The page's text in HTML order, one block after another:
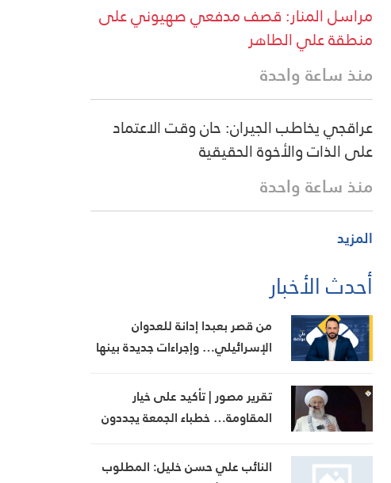
مراسل المنار: قصف مدفعي صهيوني على
منطقة علي الطاهر
منذ ساعة واحدة
عراقجي يخاطب الجيران: حان وقت الاعتماد
على الذات والأخوة الحقيقية
منذ ساعة واحدة
المزيد
أحدث الأخبار
من قصر بعبدا إدانة للعدوان
الإسرائيلي… وإجراءات جديدة بينها
تقرير مصور | تأكيد على خيار
المقاومة… خطباء الجمعة يجددون
النائب علي حسن خليل: المطلوب